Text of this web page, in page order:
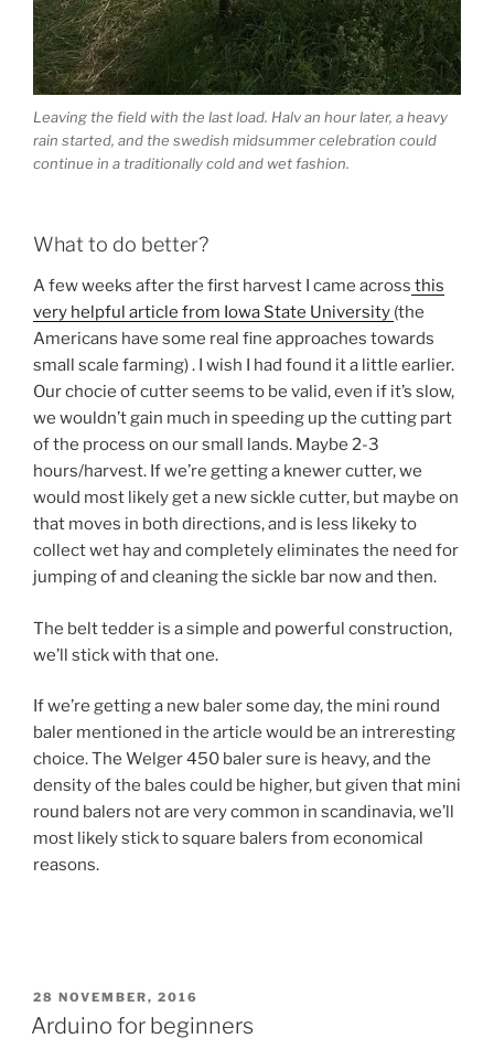
Leaving the field with the last load. Halv an hour later, a heavy
rain started, and the swedish midsummer celebration could
continue in a traditionally cold and wet fashion.
What to do better?
A few weeks after the first harvest I came across this
very helpful article from Iowa State University (the
Americans have some real fine approaches towards
small scale farming) . I wish I had found it a little earlier.
Our chocie of cutter seems to be valid, even if it’s slow,
we wouldn’t gain much in speeding up the cutting part
of the process on our small lands. Maybe 2-3
hours/harvest. If we’re getting a knewer cutter, we
would most likely get a new sickle cutter, but maybe on
that moves in both directions, and is less likeky to
collect wet hay and completely eliminates the need for
jumping of and cleaning the sickle bar now and then.
The belt tedder is a simple and powerful construction,
we’ll stick with that one.
If we’re getting a new baler some day, the mini round
baler mentioned in the article would be an intreresting
choice. The Welger 450 baler sure is heavy, and the
density of the bales could be higher, but given that mini
round balers not are very common in scandinavia, we’ll
most likely stick to square balers from economical
reasons.
PUBLICERAT
28 NOVEMBER, 2016
Arduino for beginners